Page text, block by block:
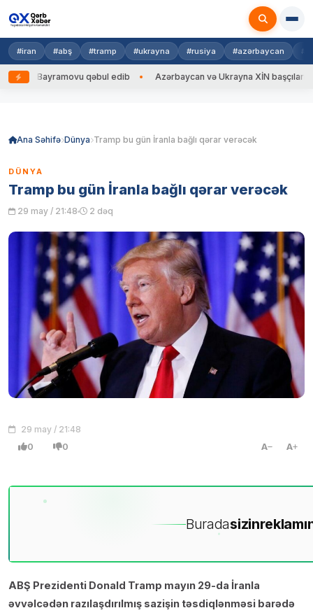
#iran #abş #tramp #ukrayna #rusiya #azərbaycan
Bayramovu qəbul edib Azərbaycan və Ukrayna XİN başçıları
Ana Səhifə Dünya Tramp bu gün İranla bağlı qərar verəcək
DÜNYA
Tramp bu gün İranla bağlı qərar verəcək
29 may / 21:48 2 dəq
29 may / 21:48
0 0 A A
Buradasizin
ABŞ Prezidenti Donald Tramp mayın 29-da İranla
əvvəlcədən razılaşdırılmış sazişin təsdiqlənməsi barədə